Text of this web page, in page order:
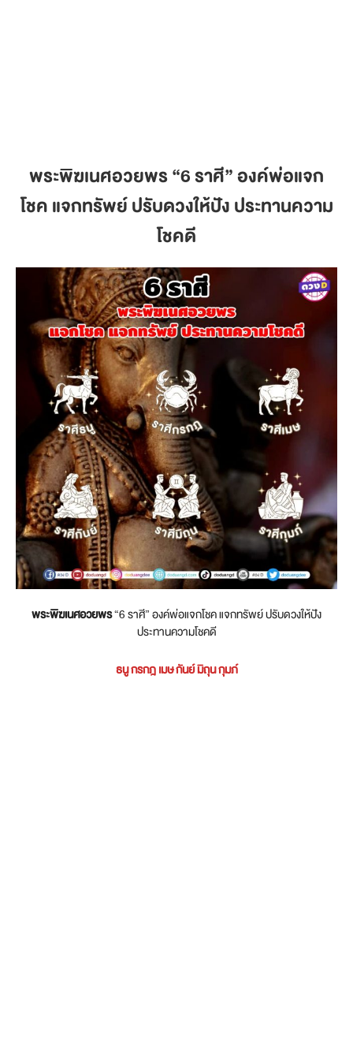
พระพิฆเนศอวยพร“6 ราศี” องค์พ่อแจก
โชค แจกทรัพย์ ปรับดวงให้ปัง ประทานความ
โชคดี
พระพิฆเนศอวยพร“6 ราศี” องค์พ่อแจกโชค แจกทรัพย์ ปรับดวงให้ปัง
ประทานความโชคดี
ธนู กรกฎ เมษ กันย์ มิถุน กุมภ์